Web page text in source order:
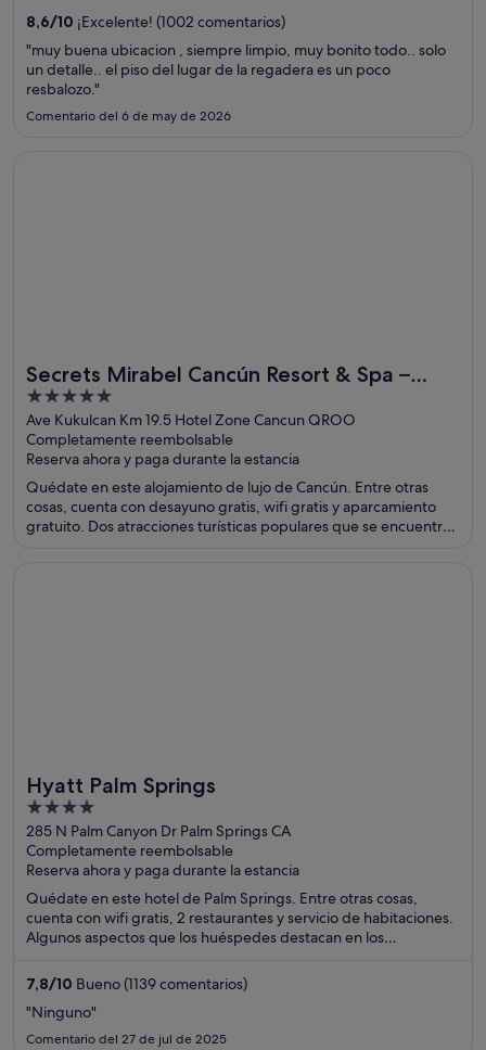
habitaciones. Dos atracciones turísticas populares que se
encuentran cerca son La Rambla y Plaza de Catalunya.
8,6/10 ¡Excelente! (1002 comentarios)
"muy buena ubicacion , siempre limpio, muy bonito todo.. solo
un detalle.. el piso del lugar de la regadera es un poco
resbalozo."
Comentario del 6 de may de 2026
Secrets Mirabel Cancún Resort & Spa –
Adults Only – All Inclusive. New Spa now
open!
5
out
of
5
Ave Kukulcan Km 19.5 Hotel Zone Cancun QROO
Completamente reembolsable
Reserva ahora y paga durante la estancia
Quédate en este alojamiento de lujo de Cancún. Entre otras
cosas, cuenta con desayuno gratis, wifi gratis y aparcamiento
gratuito. Dos atracciones turísticas populares que se encuentran
Hyatt Palm Springs
4
out
of
5
285 N Palm Canyon Dr Palm Springs CA
Completamente reembolsable
Reserva ahora y paga durante la estancia
Quédate en este hotel de Palm Springs. Entre otras cosas,
cuenta con wifi gratis, 2 restaurantes y servicio de habitaciones.
Algunos aspectos que los huéspedes destacan en los
habitaciones. Dos atracciones turísticas populares que se
encuentran cerca son Teleférico de Palm Springs y Palm Springs
Convention Center.
7,8/10 Bueno (1139 comentarios)
"Ninguno"
Comentario del 27 de jul de 2025